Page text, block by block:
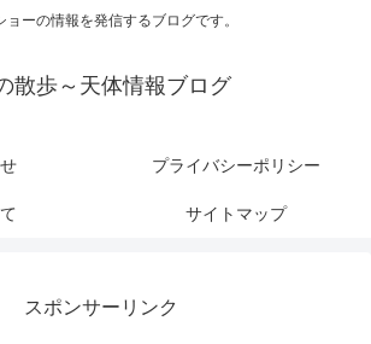
ョーの情報を発信するブログです。
散歩～天体情報ブログ
プライバシーポリシー
サイトマップ
スポンサーリンク